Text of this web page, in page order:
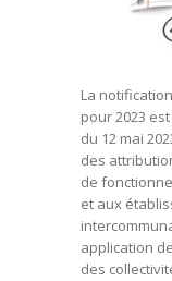
La
pour 2023
du 12 mai
des
de
et aux
application
des